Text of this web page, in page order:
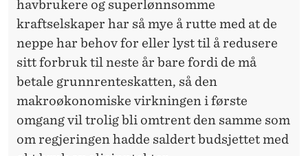
havbrukere og superlønnsomme
kraftselskaper har så mye å rutte med at de
neppe har behov for eller lyst til å redusere
sitt forbruk til neste år bare fordi de må
betale grunnrenteskatten, så den
makroøkonomiske virkningen i første
omgang vil trolig bli omtrent den samme som
om regjeringen hadde saldert budsjettet med